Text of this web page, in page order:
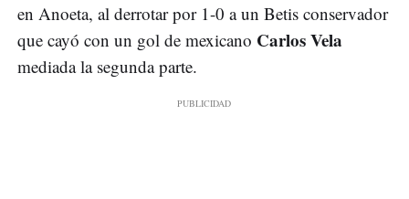
en Anoeta, al derrotar por 1-0 a un Betis conservador
que cayó con un gol de mexicano Carlos Vela
mediada la segunda parte.